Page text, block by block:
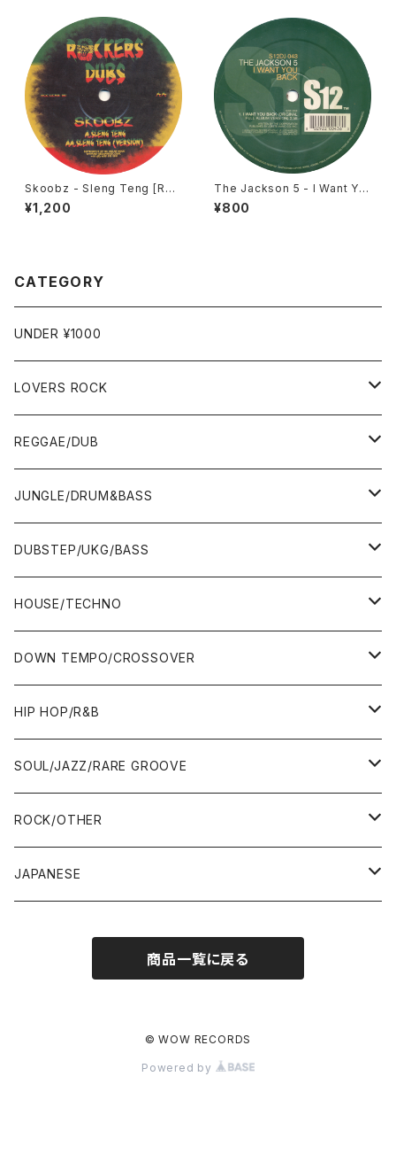
Skoobz - Sleng Teng [Roc
kers Dubs / 2004]
¥1,200
The Jackson 5 - I Want Yo
u Back / Looking Through
The Windows [S12 / 2001 R
¥800
CATEGORY
UNDER ¥1000
LOVERS ROCK
7"
12"
ALBUM&V.A.
REGGAE/DUB
7"
10"
12"
ALBUM&V.A.
JUNGLE/DRUM&BASS
7"
10"
12"
ALBUM&V.A.
DUBSTEP/UKG/BASS
12"
ALBUM&V.A.
HOUSE/TECHNO
7"
10"
12"
ALBUM&V.A.
DOWN TEMPO/CROSSOVER
7"
12"
ALBUM&V.A.
HIP HOP/R&B
7"
12"
ALBUM&V.A.
SOUL/JAZZ/RARE GROOVE
7"
10"
ROCK/OTHER
7"
JAPANESE
商品一覧に戻る
© WOW RECORDS
Powered by